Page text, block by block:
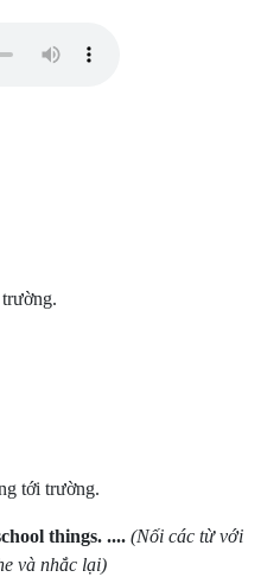
tới trường.
things. ....(Nối các từ với
và nhắc lại)